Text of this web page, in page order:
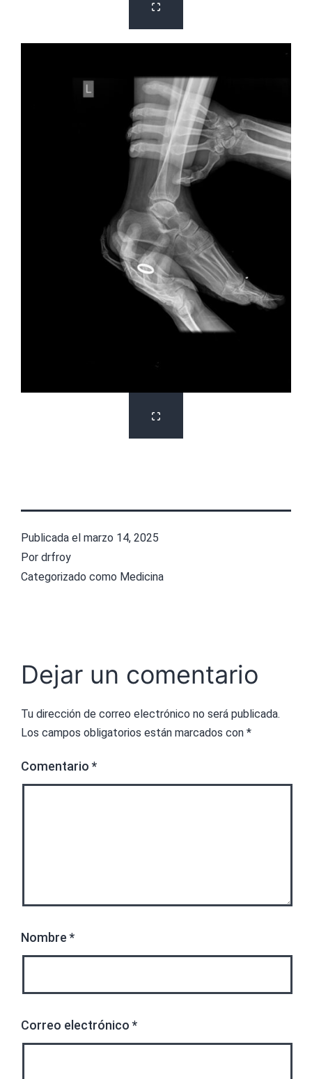
Publicada el marzo 14, 2025
Por drfroy
Categorizado como Medicina
Dejar un comentario
Tu dirección de correo electrónico no será publicada.
Los campos obligatorios están marcados con *
Comentario *
Nombre *
Correo electrónico *